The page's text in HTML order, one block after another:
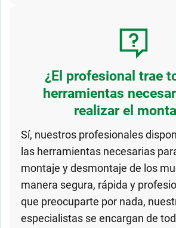
¿El profesional trae
herramientas
realizar el
Sí, nuestros profesionales
las herramientas necesarias
montaje y desmontaje de los
manera segura, rápida y
que preocuparte por nada,
especialistas se encargan de